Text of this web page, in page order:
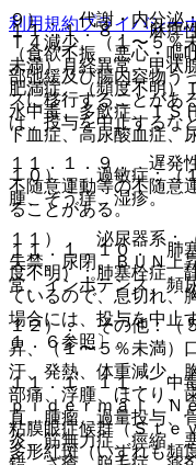
９）． 代謝・内分泌
Ｔ４減少、（１〜５％
未満）月経異常、甲状
肥満症、（頻度不明）
水中毒、多飲症、ＴＳ
ド血症、高尿酸血症、
１０）． 過敏症：（
腫、そう痒、湿疹。
１１）． 泌尿器系：
失禁、尿閉、ＢＵＮ上
常、インポテンス、頻
１２）． その他：（
昇、（１〜５％未満）
汗、発熱、体重減少、
部痛、浮腫、ほてり、
直、腫瘤、過量投与、
炎、筋無力症、痙縮、
１１．１．８． 麻痺
（食欲不振、悪心・嘔
部弛緩及び腸内容物う
スに移行することがあ
は、投与を中止するな
１１．１．９． 遅発
不随意運動等の不随意
ることがある。
１１．１．１０． 肺
度不明）：肺塞栓症、
ているので、息切れ、
場合には、投与を中止
１．６参照〕。
１１．１．１１． 中
ｐｉｄｅｒｍａｌ Ｎ
粘膜眼症候群（Ｓｔｅ
多形紅斑（いずれも頻
利用規約プライバシー